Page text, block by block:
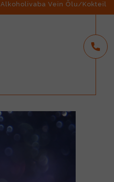
Alkoholivaba Vein Õlu/Kokteil